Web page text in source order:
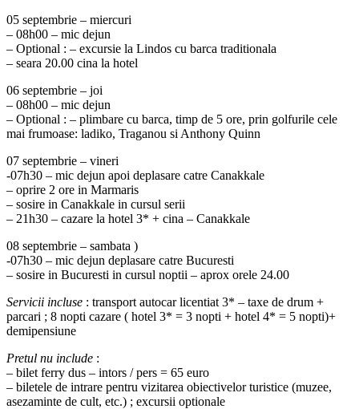
05 septembrie – miercuri
– 08h00 – mic dejun
– Optional : – excursie la Lindos cu barca traditionala
– seara 20.00 cina la hotel
06 septembrie – joi
– 08h00 – mic dejun
– Optional : – plimbare cu barca, timp de 5 ore, prin golfurile cele
mai frumoase: ladiko, Traganou si Anthony Quinn
07 septembrie – vineri
-07h30 – mic dejun apoi deplasare catre Canakkale
– oprire 2 ore in Marmaris
– sosire in Canakkale in cursul serii
– 21h30 – cazare la hotel 3* + cina – Canakkale
08 septembrie – sambata )
-07h30 – mic dejun deplasare catre Bucuresti
– sosire in Bucuresti in cursul noptii – aprox orele 24.00
Servicii incluse : transport autocar licentiat 3* – taxe de drum +
parcari ; 8 nopti cazare ( hotel 3* = 3 nopti + hotel 4* = 5 nopti)+
demipensiune
Pretul nu include :
– bilet ferry dus – intors / pers = 65 euro
– biletele de intrare pentru vizitarea obiectivelor turistice (muzee,
asezaminte de cult, etc.) ; excursii optionale